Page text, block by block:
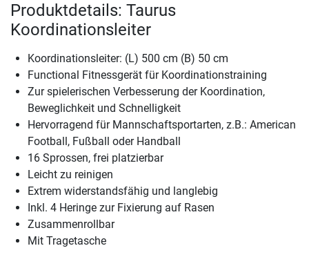
Produktdetails: Taurus
Koordinationsleiter
Koordinationsleiter: (L) 500 cm (B) 50 cm
Functional Fitnessgerät für Koordinationstraining
Zur spielerischen Verbesserung der Koordination,
Beweglichkeit und Schnelligkeit
Hervorragend für Mannschaftsportarten, z.B.: American
Football, Fußball oder Handball
16 Sprossen, frei platzierbar
Leicht zu reinigen
Extrem widerstandsfähig und langlebig
Inkl. 4 Heringe zur Fixierung auf Rasen
Zusammenrollbar
Mit Tragetasche